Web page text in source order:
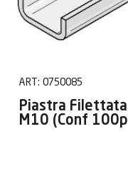
ART: 0750085
Piastra
M10 (Conf